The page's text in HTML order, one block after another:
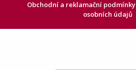
Obchodní a reklamační podmínky
osobních údajů